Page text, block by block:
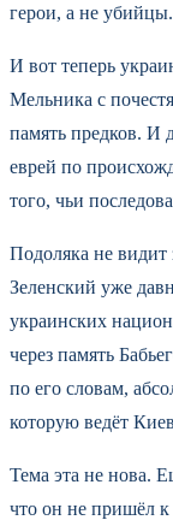
герои, а не убийцы.
И вот теперь
Мельника с
память предков. И
еврей по
того, чьи
Подоляка не видит
Зеленский уже
украинских
через память
по его словам,
которую ведёт
Тема эта не нова.
что он не пришёл к